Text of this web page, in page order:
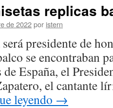
replicas
de 2022por istern
presidente de
se encontraban
de España, el
el cantante
leyendo →